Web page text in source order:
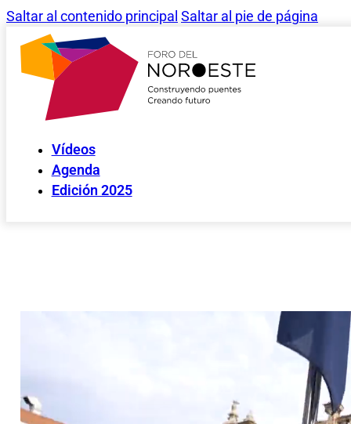
Saltar al contenido principal Saltar al pie de página
Vídeos
Agenda
Edición 2025